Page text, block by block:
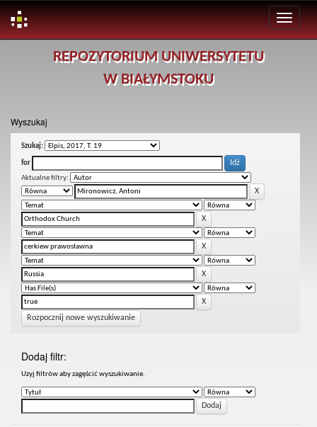
REPOZYTORIUM UNIWERSYTETU
W BIAŁYMSTOKU
Wyszukaj
Szukaj:
for
Aktualne filtry:
Rozpocznij nowe wyszukiwanie
Dodaj filtr:
Uzyj filtrów aby zagęścić wyszukiwanie.